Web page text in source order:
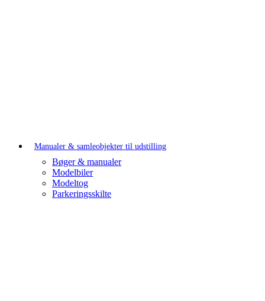
Manualer & samleobjekter til udstilling
Bøger & manualer
Modelbiler
Modeltog
Parkeringsskilte